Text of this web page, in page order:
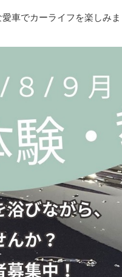
車でカーライフを楽しみま